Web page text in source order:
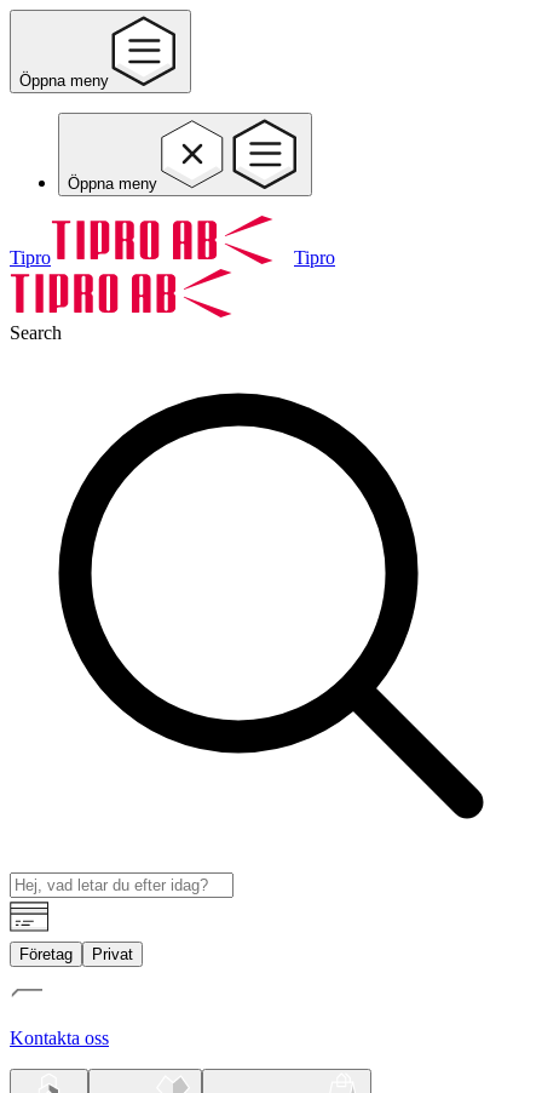
Öppna meny
Öppna meny
Tipro Tipro
Search
Företag Privat
Kontakta oss